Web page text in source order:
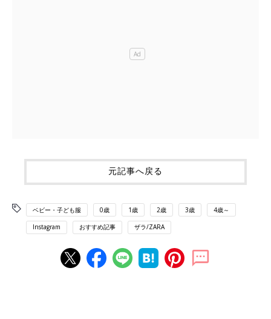
元記事へ戻る
ベビー・子ども服 0歳 1歳 2歳 3歳 4歳～
Instagram おすすめ記事 ザラ/ZARA